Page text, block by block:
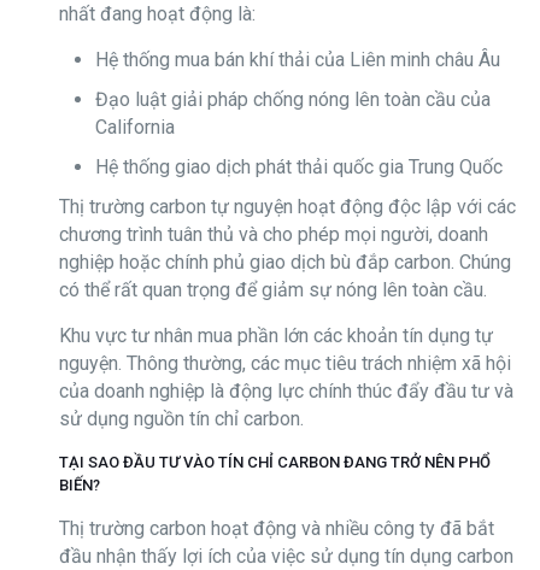
nhất đang hoạt động là:
Hệ thống mua bán khí thải của Liên minh châu Âu
Đạo luật giải pháp chống nóng lên toàn cầu của
California
Hệ thống giao dịch phát thải quốc gia Trung Quốc
Thị trường carbon tự nguyện hoạt động độc lập với các
chương trình tuân thủ và cho phép mọi người, doanh
nghiệp hoặc chính phủ giao dịch bù đắp carbon. Chúng
có thể rất quan trọng để giảm sự nóng lên toàn cầu.
Khu vực tư nhân mua phần lớn các khoản tín dụng tự
nguyện. Thông thường, các mục tiêu trách nhiệm xã hội
của doanh nghiệp là động lực chính thúc đẩy đầu tư và
sử dụng nguồn tín chỉ carbon.
TẠI SAO ĐẦU TƯ VÀO TÍN CHỈ CARBON ĐANG TRỞ NÊN PHỔ
BIẾN?
Thị trường carbon hoạt động và nhiều công ty đã bắt
đầu nhận thấy lợi ích của việc sử dụng tín dụng carbon